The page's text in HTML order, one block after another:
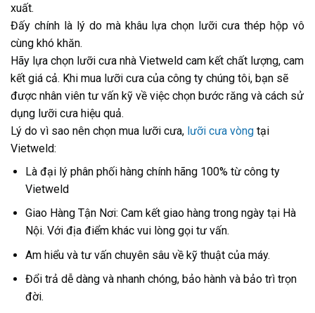
xuất.
Đấy chính là lý do mà khâu lựa chọn lưỡi cưa thép hộp vô
cùng khó khăn.
Hãy lựa chọn lưỡi cưa nhà Vietweld cam kết chất lượng, cam
kết giá cả. Khi mua lưỡi cưa của công ty chúng tôi, bạn sẽ
được nhân viên tư vấn kỹ về việc chọn bước răng và cách sử
dụng lưỡi cưa hiệu quả.
Lý do vì sao nên chọn mua lưỡi cưa, lưỡi cưa vòng tại
Vietweld:
Là đại lý phân phối hàng chính hãng 100% từ công ty
Vietweld
Giao Hàng Tận Nơi: Cam kết giao hàng trong ngày tại Hà
Nội. Với địa điểm khác vui lòng gọi tư vấn.
Am hiểu và tư vấn chuyên sâu về kỹ thuật của máy.
Đổi trả dễ dàng và nhanh chóng, bảo hành và bảo trì trọn
đời.